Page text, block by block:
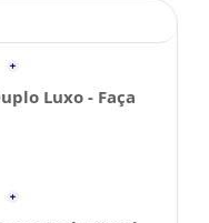
Luxo - Faça